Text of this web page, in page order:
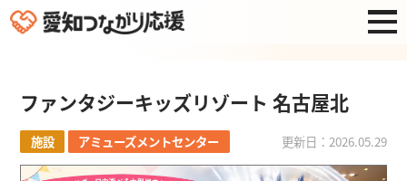
ファンタジーキッズリゾート 名古屋北
施設 アミューズメントセンター 更新日：2026.05.29